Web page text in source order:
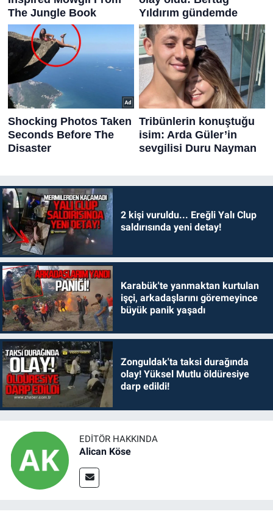
2 kişi vuruldu... Ereğli Yalı Clup
saldırısında yeni detay!
Karabük'te yanmaktan kurtulan
işçi, arkadaşlarını göremeyince
büyük panik yaşadı
Zonguldak'ta taksi durağında
olay! Yüksel Mutlu öldüresiye
darp edildi!
EDITÖR HAKKINDA
Alican Köse